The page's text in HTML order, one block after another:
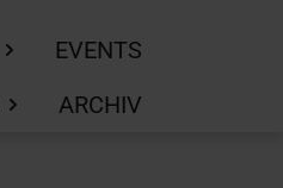
EVENTS
ARCHIV